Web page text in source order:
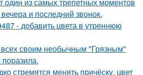
и последний звонок.
- добавить цвета в утреннюю
своим необычным "Грязным"
стремятся менять причёску, цвет